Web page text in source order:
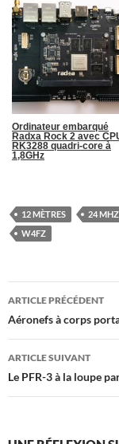
Ordinateur embarqué
Radxa Rock 2 avec
RK3288 quadri-core à
1,8GHz
12 MÈTRES 24 MHZ
W4FZ
Navigation
des
articles
ARTICLE PRÉCÉDENT
Aéronefs à corps
ARTICLE SUIVANT
Le PFR-3 à la loupe